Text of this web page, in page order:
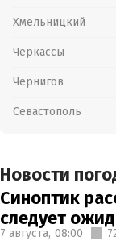
Хмельницкий
Черкассы
Чернигов
Севастополь
Новости
Синоптик
следует
7 августа, 08:00